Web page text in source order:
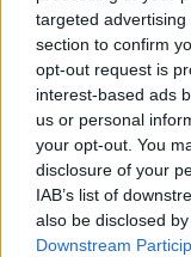
targeted
section to confirm
opt-out request is
interest-based ads
us or personal
your opt-out. You
disclosure of your
IAB’s list of
also be disclosed
Downstream
Najčítanejšie
Kvalitné okná
Najlepšie
Slovensku
Schodisko –